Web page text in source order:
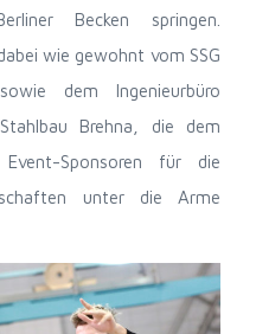
Becken springen.
wie gewohnt vom SSG
dem Ingenieurbüro
Brehna, die dem
Sponsoren für die
unter die Arme